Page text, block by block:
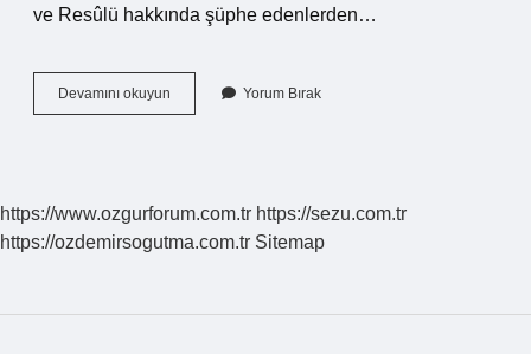
ve Resûlü hakkında şüphe edenlerden…
Devamını okuyun
Zanda
Yorum Bırak
https://www.ozgurforum.com.tr https://sezu.com.tr
https://ozdemirsogutma.com.tr Sitemap